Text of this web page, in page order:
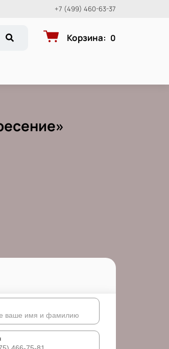
+7 (499) 460-63-37
Корзина: 0